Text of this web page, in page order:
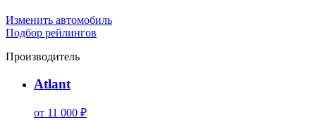
Изменить автомобиль
Подбор рейлингов
Производитель
Atlant
от 11 000 ₽